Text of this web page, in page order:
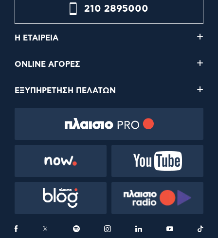
210 2895000
Η ΕΤΑΙΡΕΙΑ
ONLINE ΑΓΟΡΕΣ
ΕΞΥΠΗΡΕΤΗΣΗ ΠΕΛΑΤΩΝ